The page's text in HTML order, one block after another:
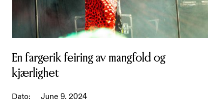
En fargerik feiring av mangfold og
kjærlighet
Dato: June 9, 2024